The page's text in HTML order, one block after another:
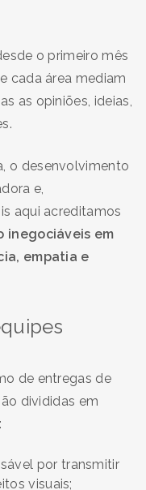
o primeiro mês
cada área mediam
as opiniões, ideias,
o desenvolvimento
e,
aqui acreditamos
inegociáveis em
empatia e
de entregas de
divididas em
por transmitir
visuais;